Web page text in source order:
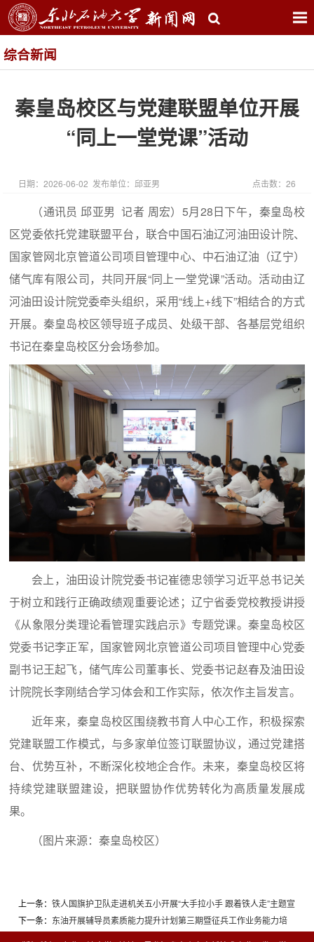
综合新闻
秦皇岛校区与党建联盟单位开展
“同上一堂党课”活动
日期：2026-06-02 发布单位：邱亚男 点击数： 26
（通讯员 邱亚男 记者 周宏）5月28日下午，秦皇岛校
区党委依托党建联盟平台，联合中国石油辽河油田设计院、
国家管网北京管道公司项目管理中心、中石油辽油（辽宁）
储气库有限公司，共同开展“同上一堂党课”活动。活动由辽
河油田设计院党委牵头组织，采用“线上+线下”相结合的方式
开展。秦皇岛校区领导班子成员、处级干部、各基层党组织
书记在秦皇岛校区分会场参加。
会上，油田设计院党委书记崔德忠领学习近平总书记关
于树立和践行正确政绩观重要论述；辽宁省委党校教授讲授
《从象限分类理论看管理实践启示》专题党课。秦皇岛校区
党委书记李正军，国家管网北京管道公司项目管理中心党委
副书记王起飞，储气库公司董事长、党委书记赵春及油田设
计院院长李刚结合学习体会和工作实际，依次作主旨发言。
近年来，秦皇岛校区围绕教书育人中心工作，积极探索
党建联盟工作模式，与多家单位签订联盟协议，通过党建搭
台、优势互补，不断深化校地企合作。未来，秦皇岛校区将
持续党建联盟建设，把联盟协作优势转化为高质量发展成
果。
（图片来源：秦皇岛校区）
上一条：铁人国旗护卫队走进机关五小开展“大手拉小手 跟着铁人走”主题宣
传教育活动
下一条： 东油开展辅导员素质能力提升计划第三期暨征兵工作业务能力培